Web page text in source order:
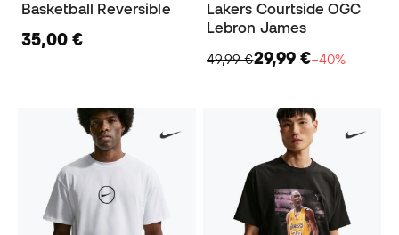
Basketball Reversible
35,00 €
Lakers Courtside OGC
Lebron James
49,99 €29,99 €−40%